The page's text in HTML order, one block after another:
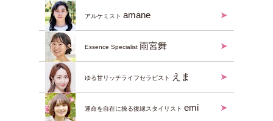
アルケミスト amane
Essence Specialist 雨宮舞
ゆる甘リッチライフセラピスト えま
運命を自在に操る復縁スタイリスト emi